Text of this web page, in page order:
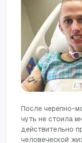
После черепно-
чуть не стоила
действительно
человеческой